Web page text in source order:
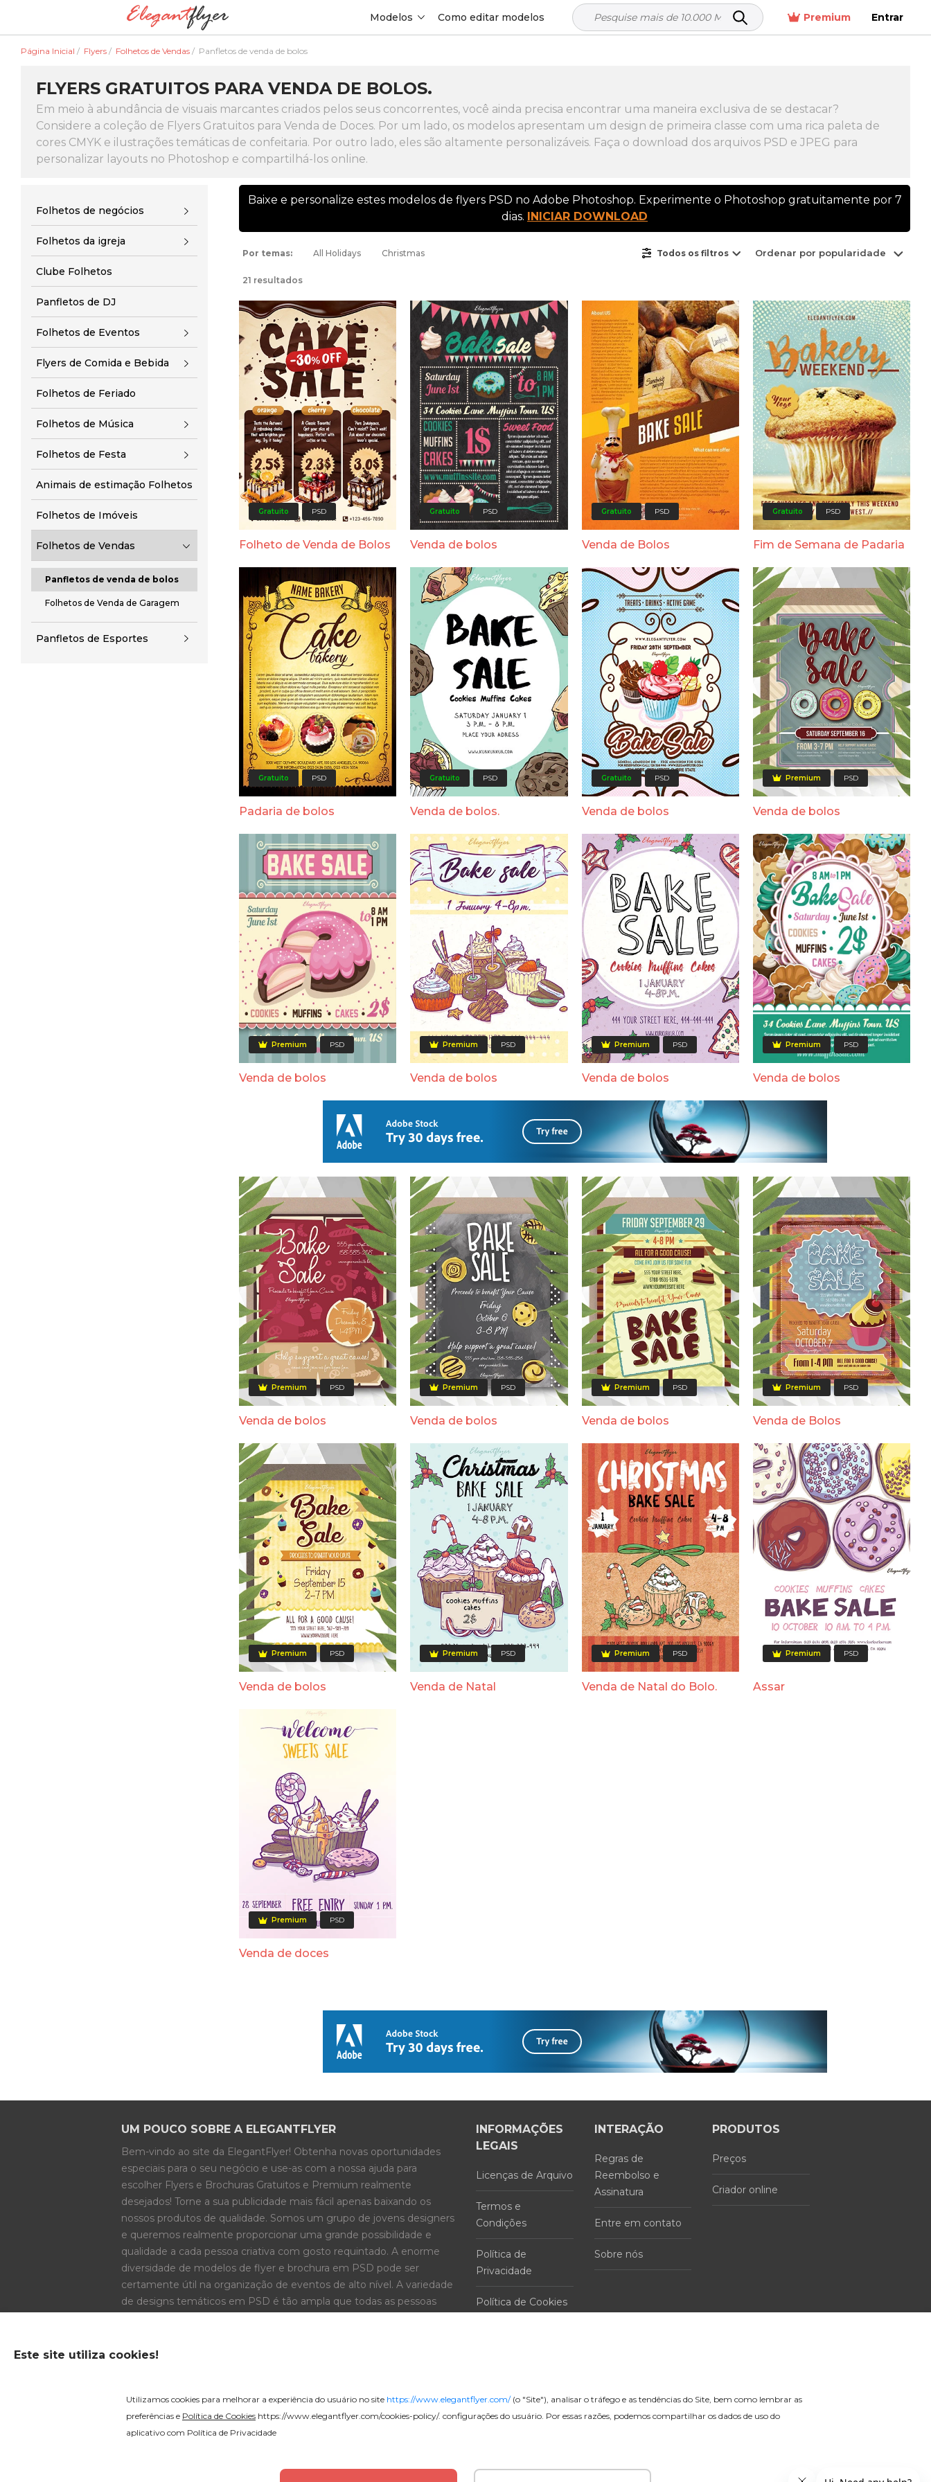
Modelos Como editar modelos Premium Entrar
Página Inicial / Flyers / Folhetos de Vendas / Panfletos de venda de bolos
FLYERS GRATUITOS PARA VENDA DE BOLOS.
Em meio à abundância de visuais marcantes criados pelos seus concorrentes, você ainda precisa encontrar uma maneira exclusiva de se destacar?
Considere a coleção de Flyers Gratuitos para Venda de Doces. Por um lado, os modelos apresentam um design de primeira classe com uma rica paleta de
cores CMYK e ilustrações temáticas de confeitaria. Por outro lado, eles são altamente personalizáveis. Faça o download dos arquivos PSD e JPEG para
personalizar layouts no Photoshop e compartilhá-los online.
Folhetos de negócios
Folhetos da igreja
Clube Folhetos
Panfletos de DJ
Folhetos de Eventos
Flyers de Comida e Bebida
Folhetos de Feriado
Folhetos de Música
Folhetos de Festa
Animais de estimação Folhetos
Folhetos de Imóveis
Folhetos de Vendas
Panfletos de venda de bolos
Folhetos de Venda de Garagem
Panfletos de Esportes
Baixe e personalize estes modelos de flyers PSD no Adobe Photoshop. Experimente o Photoshop gratuitamente por 7
dias. INICIAR DOWNLOAD
Por temas: All Holidays Christmas Todos os filtros Ordenar por popularidade
21 resultados
Gratuito PSD
Folheto de Venda de Bolos
Gratuito PSD
Venda de bolos
Gratuito PSD
Venda de Bolos
Gratuito PSD
Fim de Semana de Padaria
Gratuito PSD
Padaria de bolos
Gratuito PSD
Venda de bolos.
Gratuito PSD
Venda de bolos
Premium PSD
Venda de bolos
Premium PSD
Venda de bolos
Premium PSD
Venda de bolos
Premium PSD
Venda de bolos
Premium PSD
Venda de bolos
Premium PSD
Venda de bolos
Premium PSD
Venda de bolos
Premium PSD
Venda de bolos
Premium PSD
Venda de Bolos
Premium PSD
Venda de bolos
Premium PSD
Venda de Natal
Premium PSD
Venda de Natal do Bolo.
Premium PSD
Assar
Premium PSD
Venda de doces
UM POUCO SOBRE A ELEGANTFLYER
Bem-vindo ao site da ElegantFlyer! Obtenha novas oportunidades
especiais para o seu negócio e use-as com a nossa ajuda para
escolher Flyers e Brochuras Gratuitos e Premium realmente
desejados! Torne a sua publicidade mais fácil apenas baixando os
nossos produtos de qualidade. Somos um grupo de jovens designers
e queremos realmente proporcionar uma grande possibilidade e
qualidade a cada pessoa criativa com gosto requintado. A enorme
diversidade de modelos de flyer e brochura em PSD pode ser
certamente útil na organização de eventos de alto nível. A variedade
de designs temáticos em PSD é tão ampla que todas as pessoas
OPÇÕES DE PAGAMENTO
INFORMAÇÕES
LEGAIS
Licenças de Arquivo
Termos e
Condições
Política de
Privacidade
Política de Cookies
INTERAÇÃO
Regras de
Reembolso e
Assinatura
Entre em contato
Sobre nós
PRODUTOS
Preços
Criador online
Este site utiliza cookies!
Utilizamos cookies para melhorar a experiência do usuário no site https://www.elegantflyer.com/(o "Site"), analisar o tráfego e as tendências do Site, bem como lembrar as
preferências e Política de Cookies https://www.elegantflyer.com/cookies-policy/. configurações do usuário. Por essas razões, podemos compartilhar os dados de uso do
aplicativo com Política de Privacidade